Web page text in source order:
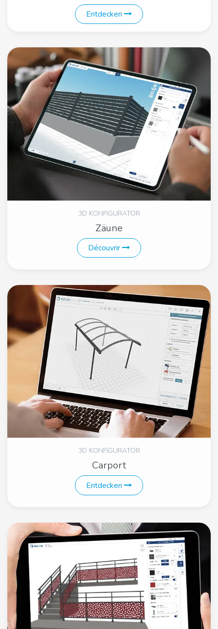
Entdecken
3D KONFIGURATOR
Zäune
Découvrir
3D KONFIGURATOR
Carport
Entdecken